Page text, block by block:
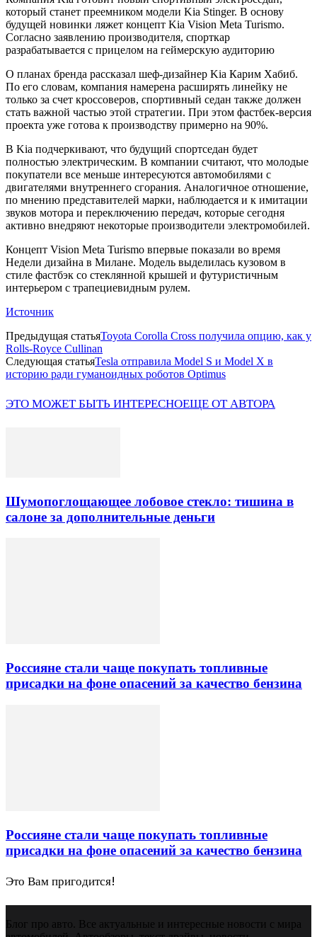
который станет преемником модели Kia Stinger. В основу
будущей новинки ляжет концепт Kia Vision Meta Turismo.
Согласно заявлению производителя, спорткар
разрабатывается с прицелом на геймерскую аудиторию
О планах бренда рассказал шеф-дизайнер Kia Карим Хабиб.
По его словам, компания намерена расширять линейку не
только за счет кроссоверов, спортивный седан также должен
стать важной частью этой стратегии. При этом фастбек-версия
проекта уже готова к производству примерно на 90%.
В Kia подчеркивают, что будущий спортседан будет
полностью электрическим. В компании считают, что молодые
покупатели все меньше интересуются автомобилями с
двигателями внутреннего сгорания. Аналогичное отношение,
по мнению представителей марки, наблюдается и к имитации
звуков мотора и переключению передач, которые сегодня
активно внедряют некоторые производители электромобилей.
Концепт Vision Meta Turismo впервые показали во время
Недели дизайна в Милане. Модель выделилась кузовом в
стиле фастбэк со стеклянной крышей и футуристичным
интерьером с трапециевидным рулем.
Источник
Предыдущая статьяToyota Corolla Cross получила опцию, как у
Rolls-Royce Cullinan
Следующая статьяTesla отправила Model S и Model X в
историю ради гуманоидных роботов Optimus
ЭТО МОЖЕТ БЫТЬ ИНТЕРЕСНОЕЩЕ ОТ АВТОРА
Шумопоглощающее лобовое стекло: тишина в
салоне за дополнительные деньги
Россияне стали чаще покупать топливные
присадки на фоне опасений за качество бензина
Россияне стали чаще покупать топливные
присадки на фоне опасений за качество бензина
Это Вам пригодится!
Блог про авто. Все актуальные и интересные новости с мира